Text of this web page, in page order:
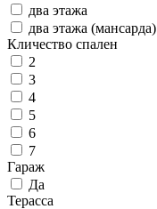
два этажа
два этажа (мансарда)
Кличество спален
2
3
4
5
6
7
Гараж
Да
Терасса